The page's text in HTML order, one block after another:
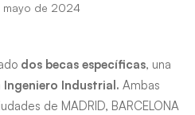
mayo de 2024
dos becas específicas, una
Ingeniero Industrial. Ambas
de MADRID, BARCELONA